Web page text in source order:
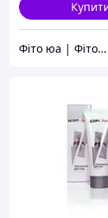
Фіто юа | Фітоаптека